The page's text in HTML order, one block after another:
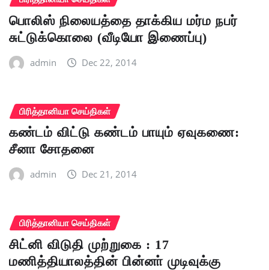
பொலிஸ் நிலையத்தை தாக்கிய மர்ம நபர்
சுட்டுக்கொலை (வீடியோ இணைப்பு)
admin Dec 22, 2014
பிரித்தானியா செய்திகள்
கண்டம் விட்டு கண்டம் பாயும் ஏவுகணை:
சீனா சோதனை
admin Dec 21, 2014
பிரித்தானியா செய்திகள்
சிட்னி விடுதி முற்றுகை : 17
மணித்தியாலத்தின் பின்னா் முடிவுக்கு